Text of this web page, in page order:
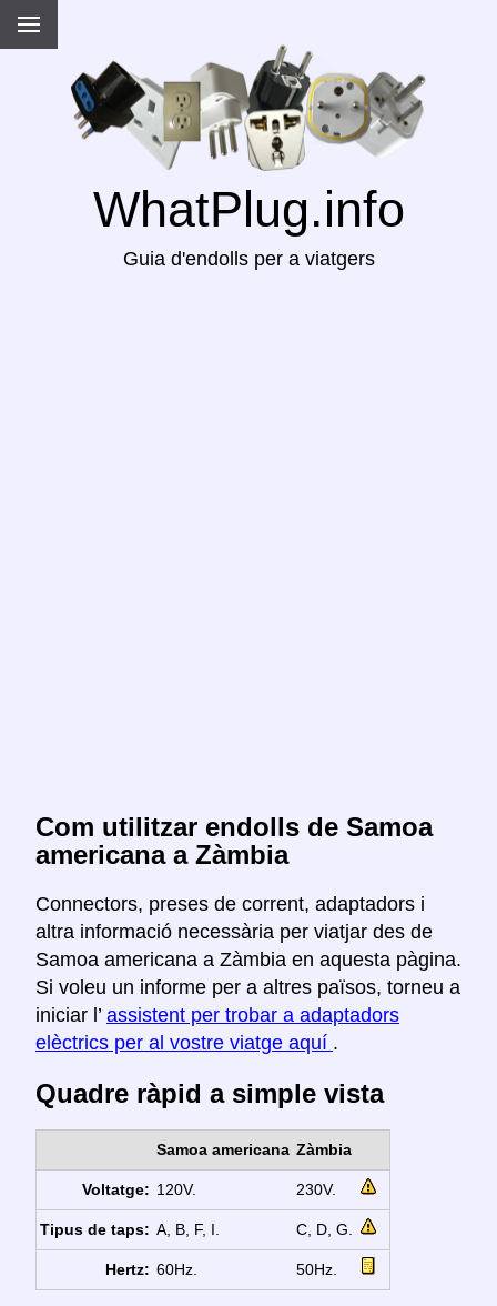
WhatPlug.info
Guia d'endolls per a viatgers
Com utilitzar endolls de Samoa
americana a Zàmbia
Connectors, preses de corrent, adaptadors i
altra informació necessària per viatjar des de
Samoa americana a Zàmbia en aquesta pàgina.
Si voleu un informe per a altres països, torneu a
iniciar l’ assistent per trobar a adaptadors
elèctrics per al vostre viatge aquí .
Quadre ràpid a simple vista
Samoa americana Zàmbia
Voltatge: 120V. 230V.
Tipus de taps: A, B, F, I. C, D, G.
Hertz: 60Hz. 50Hz.